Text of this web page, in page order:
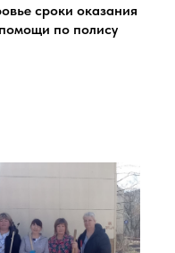
сроки оказания
по полису